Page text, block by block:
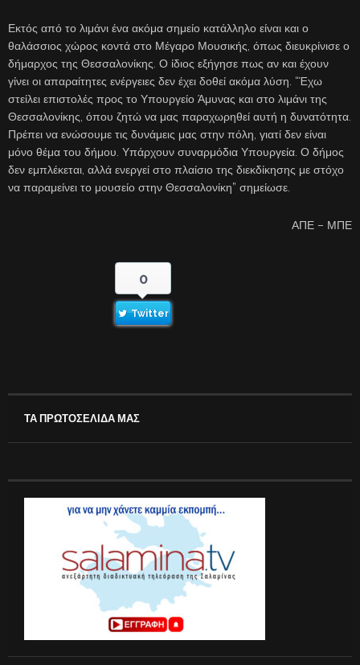
Εκτός από το λιμάνι ένα ακόμα σημείο κατάλληλο είναι και ο
θαλάσσιος χώρος κοντά στο Μέγαρο Μουσικής, όπως διευκρίνισε ο
δήμαρχος της Θεσσαλονίκης. Ο ίδιος εξήγησε πως αν και έχουν
γίνει οι απαραίτητες ενέργειες δεν έχει δοθεί ακόμα λύση. “Έχω
στείλει επιστολές προς το Υπουργείο Άμυνας και στο λιμάνι της
Θεσσαλονίκης, όπου ζητώ να μας παραχωρηθεί αυτή η δυνατότητα.
Πρέπει να ενώσουμε τις δυνάμεις μας στην πόλη, γιατί δεν είναι
μόνο θέμα του δήμου. Υπάρχουν συναρμόδια Υπουργεία. Ο δήμος
δεν εμπλέκεται, αλλά ενεργεί στο πλαίσιο της διεκδίκησης με στόχο
να παραμείνει το μουσείο στην Θεσσαλονίκη” σημείωσε.
ΑΠΕ – ΜΠΕ
0
Twitter
ΤΑ ΠΡΩΤΟΣΕΛΙΔΑ ΜΑΣ